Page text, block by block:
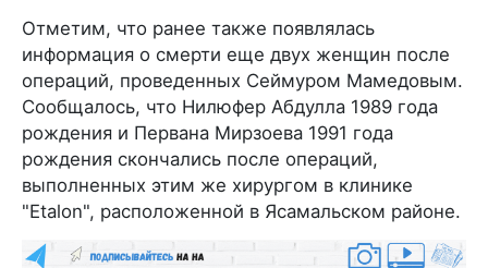
Отметим, что ранее также появлялась
информация о смерти еще двух женщин после
операций, проведенных Сеймуром Мамедовым.
Сообщалось, что Нилюфер Абдулла 1989 года
рождения и Первана Мирзоева 1991 года
рождения скончались после операций,
выполненных этим же хирургом в клинике
"Etalon", расположенной в Ясамальском районе.